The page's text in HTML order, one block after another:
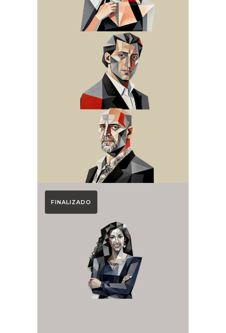
GRANDES VOCES
2026. JORGE DE
LEÓN Y JUAN
JESÚS RODRÍGUEZ
Otoño Lírico
Presentación de
la Temporada
2026 y Concierto
Zayra Ruiz
Otoño Lírico
FINALIZADO